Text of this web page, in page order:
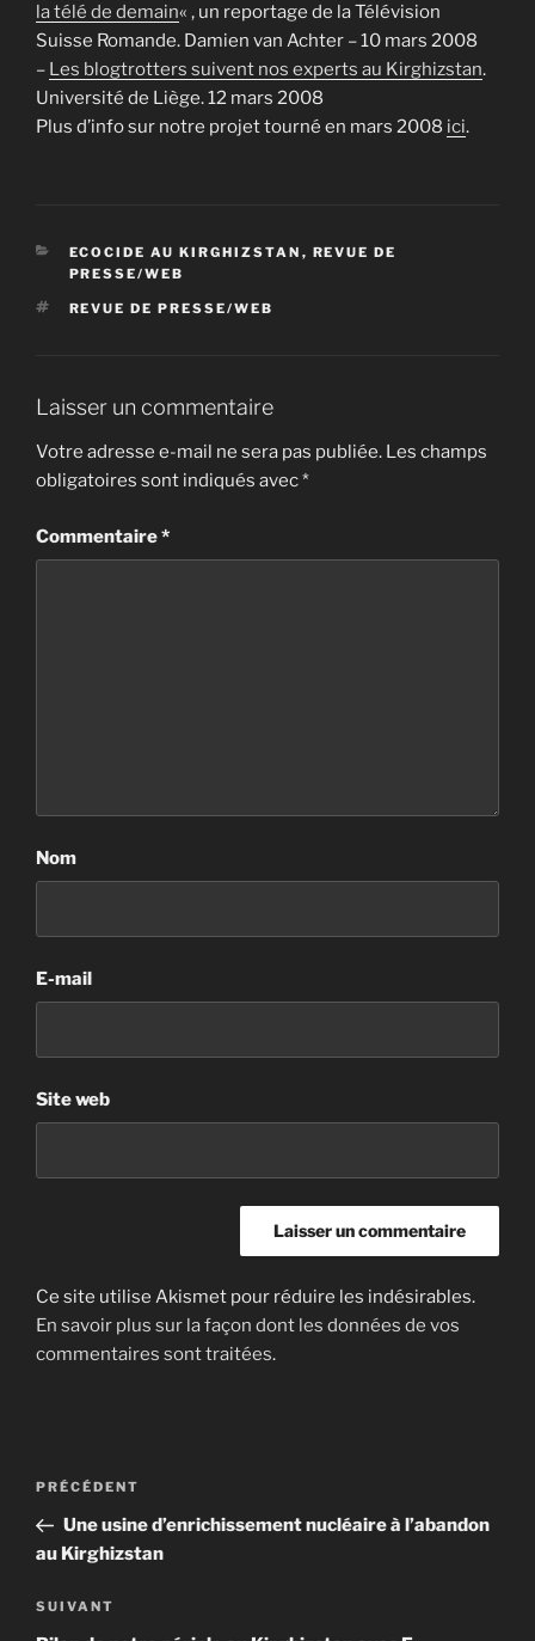
la télé de demain« , un reportage de la Télévision
Suisse Romande. Damien van Achter – 10 mars 2008
– Les blogtrotters suivent nos experts au Kirghizstan.
Université de Liège. 12 mars 2008
Plus d’info sur notre projet tourné en mars 2008 ici.
CATÉGORIES
ECOCIDE AU KIRGHIZSTAN , REVUE DE
PRESSE/WEB
ÉTIQUETTES
REVUE DE PRESSE/WEB
Laisser un commentaire
Votre adresse e-mail ne sera pas publiée. Les champs
obligatoires sont indiqués avec*
Commentaire*
Nom
E-mail
Site web
Ce site utilise Akismet pour réduire les indésirables.
En savoir plus sur la façon dont les données de vos
commentaires sont traitées.
Navigation
l’article
Article
précédent
PRÉCÉDENT
Une usine d’enrichissement nucléaire à l’abandon
au Kirghizstan
Article
SUIVANT